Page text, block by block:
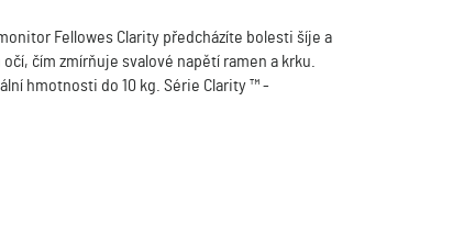
Fellowes Clarity předcházíte bolesti šíje a
čím zmírňuje svalové napětí ramen a krku.
hmotnosti do 10 kg. Série Clarity ™ -